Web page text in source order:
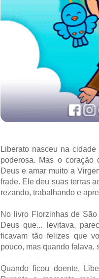
Liberato nasceu na
poderosa. Mas o
Deus e amar muito a
frade. Ele deu suas terras
rezando, trabalhando e
No livro Florzinhas de
Deus que... levitava,
ficavam tão felizes que
pouco, mas quando falava,
Quando ficou doente,